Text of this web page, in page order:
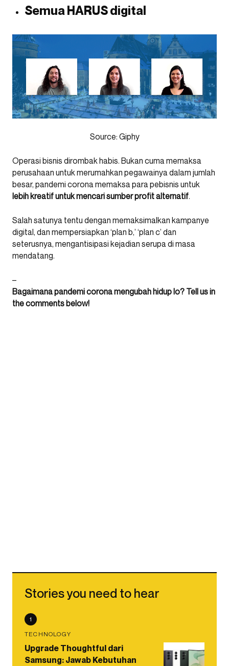
Semua HARUS digital
Source: Giphy
Operasi bisnis dirombak habis. Bukan cuma memaksa
perusahaan untuk merumahkan pegawainya dalam jumlah
besar, pandemi corona memaksa para pebisnis untuk
lebih kreatif untuk mencari sumber profit alternatif.
Salah satunya tentu dengan memaksimalkan kampanye
digital, dan mempersiapkan ‘plan b,’ ‘plan c’ dan
seterusnya, mengantisipasi kejadian serupa di masa
mendatang.
–
Bagaimana pandemi corona mengubah hidup lo? Tell us in
the comments below!
Stories you need to hear
1
TECHNOLOGY
Upgrade Thoughtful dari
Samsung: Jawab Kebutuhan